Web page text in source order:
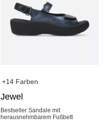
+14 Farben
Jewel
Bestseller Sandale mit
herausnehmbarem Fußbett